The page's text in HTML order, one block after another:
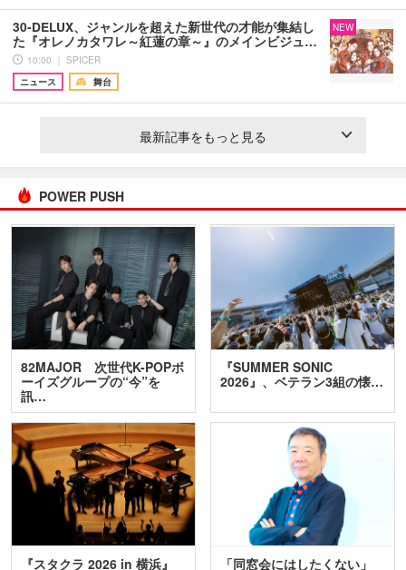
30-DELUX、ジャンルを超えた新世代の才能が集結し
た『オレノカタワレ～紅蓮の章～』のメインビジュ…
10:00 ｜ SPICER
ニュース
舞台
NEW
最新記事をもっと見る
POWER PUSH
82MAJOR 次世代K-POPボ
ーイズグループの“今”を
訊…
『SUMMER SONIC
2026』、ベテラン3組の懐…
『スタクラ 2026 in 横浜』
「同窓会にはしたくない」